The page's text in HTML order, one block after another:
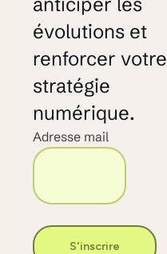
évolutions et
renforcer votre
stratégie
numérique.
Adresse mail
S'inscrire